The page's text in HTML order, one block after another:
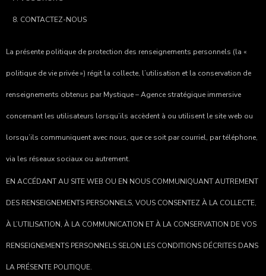
CONTACTEZ-NOUS
La présente politique de protection des renseignements personnels (la «
politique de vie privée ») régit la collecte, l’utilisation et la conservation de
renseignements obtenus par Mystique – Agence stratégique immersive
concernant les utilisateurs lorsqu’ils accèdent à ou utilisent le site web ou
lorsqu’ils communiquent avec nous, que ce soit par courriel, par téléphone,
via les réseaux sociaux ou autrement.
EN ACCÉDANT AU SITE WEB OU EN NOUS COMMUNIQUANT AUTREMENT
DES RENSEIGNEMENTS PERSONNELS, VOUS CONSENTEZ À LA COLLECTE,
À L’UTILISATION, À LA COMMUNICATION ET À LA CONSERVATION DE VOS
RENSEIGNEMENTS PERSONNELS SELON LES CONDITIONS DÉCRITES DANS
LA PRÉSENTE POLITIQUE.